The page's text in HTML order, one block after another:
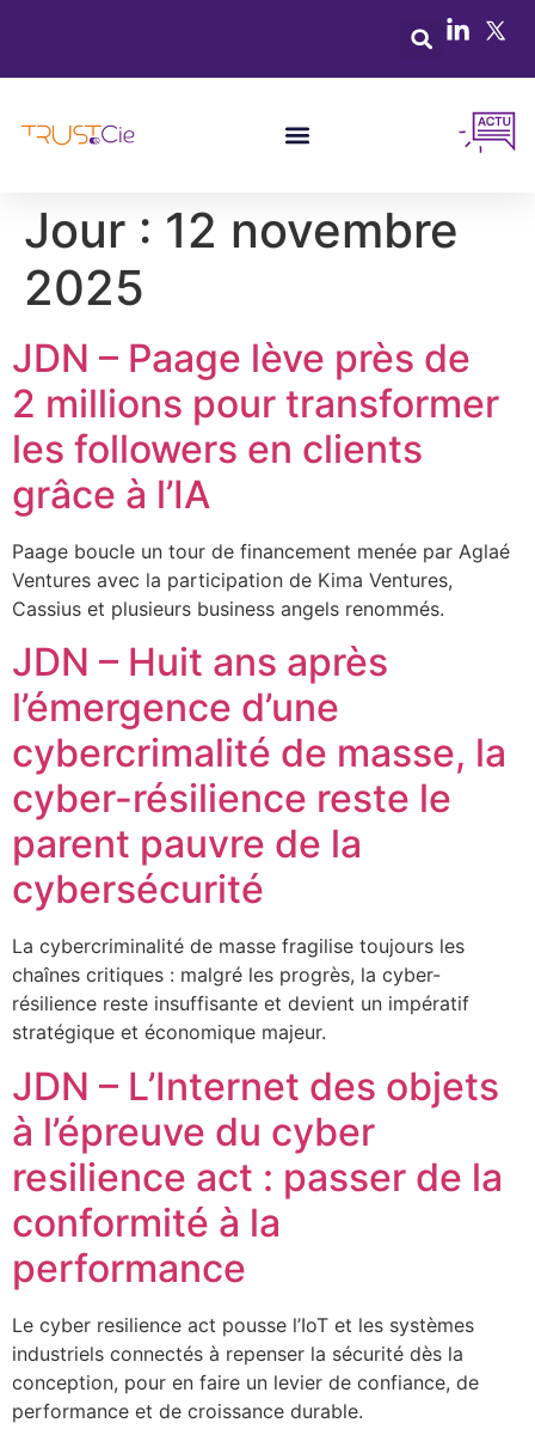
Jour : 12 novembre
2025
JDN – Paage lève près de
2 millions pour transformer
les followers en clients
grâce à l’IA
Paage boucle un tour de financement menée par Aglaé
Ventures avec la participation de Kima Ventures,
Cassius et plusieurs business angels renommés.
JDN – Huit ans après
l’émergence d’une
cybercrimalité de masse, la
cyber-résilience reste le
parent pauvre de la
cybersécurité
La cybercriminalité de masse fragilise toujours les
chaînes critiques : malgré les progrès, la cyber-
résilience reste insuffisante et devient un impératif
stratégique et économique majeur.
JDN – L’Internet des objets
à l’épreuve du cyber
resilience act : passer de la
conformité à la
performance
Le cyber resilience act pousse l’IoT et les systèmes
industriels connectés à repenser la sécurité dès la
conception, pour en faire un levier de confiance, de
performance et de croissance durable.